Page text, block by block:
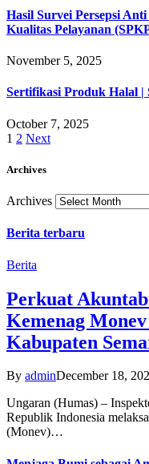
Hasil Survei Persepsi
Kualitas Pelayanan
November 5, 2025
Sertifikasi Produk Halal |
October 7, 2025
1 2 Next
Archives
Archives
Berita terbaru
Berita
Perkuat
Kemenag
Kabupaten
By adminDecember 18,
Ungaran (Humas) –
Republik Indonesia
(Monev)…